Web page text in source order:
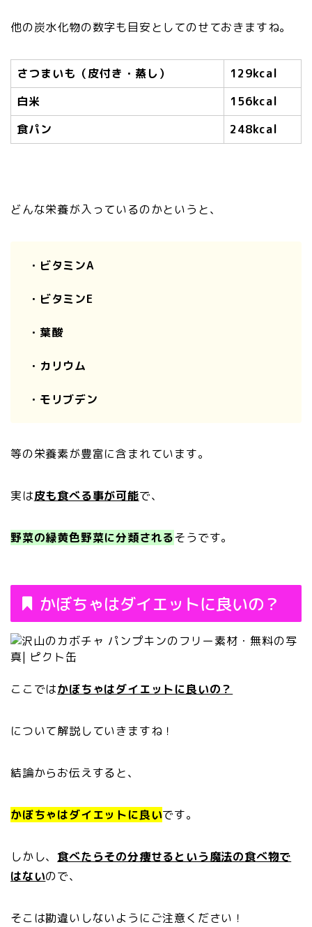
他の炭水化物の数字も目安としてのせておきますね。
さつまいも（皮付き・蒸し）
129kcal
白米
156kcal
食パン
248kcal
どんな栄養が入っているのかというと、
・ビタミンA
・ビタミンE
・葉酸
・カリウム
・モリブデン
等の栄養素が豊富に含まれています。
実は皮も食べる事が可能で、
野菜の緑黄色野菜に分類されるそうです。
かぼちゃはダイエットに良いの？
ここではかぼちゃはダイエットに良いの？
について解説していきますね！
結論からお伝えすると、
かぼちゃはダイエットに良いです。
しかし、食べたらその分痩せるという魔法の食べ物で
はないので、
そこは勘違いしないようにご注意ください！